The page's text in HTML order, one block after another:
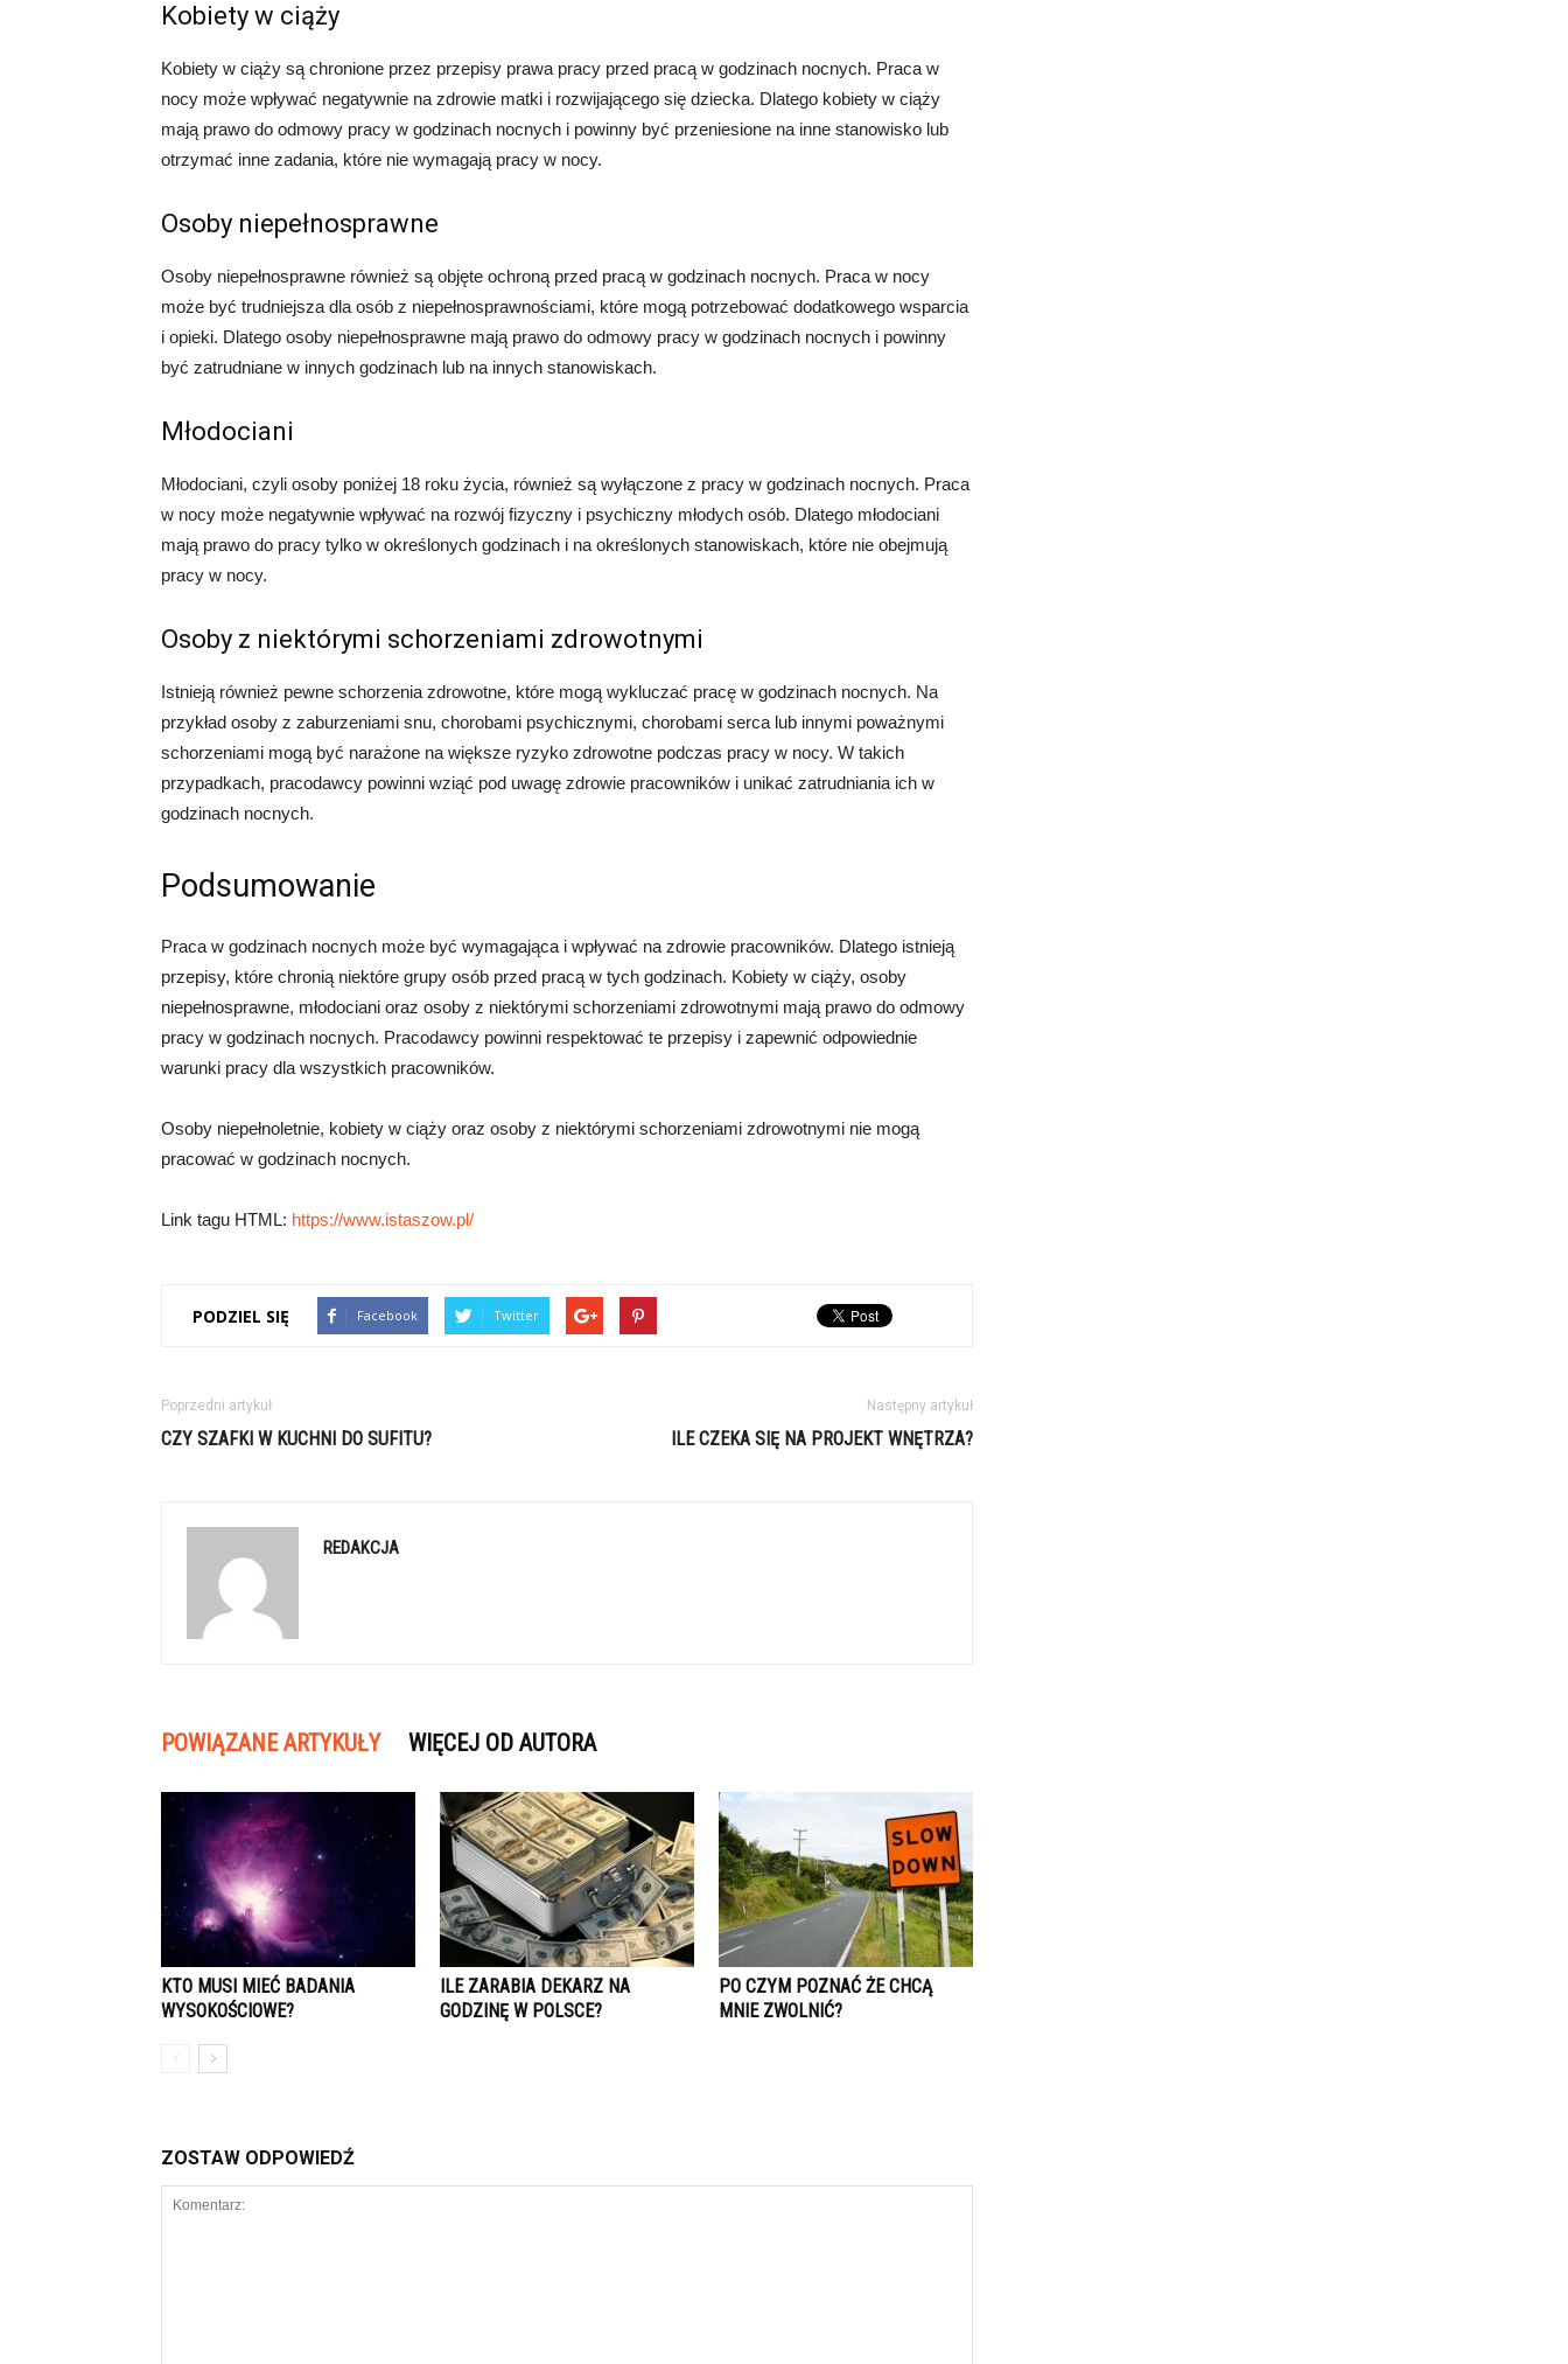
Kobiety w ciąży
Kobiety w ciąży są chronione przez przepisy prawa pracy przed pracą w godzinach nocnych. Praca w
nocy może wpływać negatywnie na zdrowie matki i rozwijającego się dziecka. Dlatego kobiety w ciąży
mają prawo do odmowy pracy w godzinach nocnych i powinny być przeniesione na inne stanowisko lub
otrzymać inne zadania, które nie wymagają pracy w nocy.
Osoby niepełnosprawne
Osoby niepełnosprawne również są objęte ochroną przed pracą w godzinach nocnych. Praca w nocy
może być trudniejsza dla osób z niepełnosprawnościami, które mogą potrzebować dodatkowego wsparcia
i opieki. Dlatego osoby niepełnosprawne mają prawo do odmowy pracy w godzinach nocnych i powinny
być zatrudniane w innych godzinach lub na innych stanowiskach.
Młodociani
Młodociani, czyli osoby poniżej 18 roku życia, również są wyłączone z pracy w godzinach nocnych. Praca
w nocy może negatywnie wpływać na rozwój fizyczny i psychiczny młodych osób. Dlatego młodociani
mają prawo do pracy tylko w określonych godzinach i na określonych stanowiskach, które nie obejmują
pracy w nocy.
Osoby z niektórymi schorzeniami zdrowotnymi
Istnieją również pewne schorzenia zdrowotne, które mogą wykluczać pracę w godzinach nocnych. Na
przykład osoby z zaburzeniami snu, chorobami psychicznymi, chorobami serca lub innymi poważnymi
schorzeniami mogą być narażone na większe ryzyko zdrowotne podczas pracy w nocy. W takich
przypadkach, pracodawcy powinni wziąć pod uwagę zdrowie pracowników i unikać zatrudniania ich w
godzinach nocnych.
Podsumowanie
Praca w godzinach nocnych może być wymagająca i wpływać na zdrowie pracowników. Dlatego istnieją
przepisy, które chronią niektóre grupy osób przed pracą w tych godzinach. Kobiety w ciąży, osoby
niepełnosprawne, młodociani oraz osoby z niektórymi schorzeniami zdrowotnymi mają prawo do odmowy
pracy w godzinach nocnych. Pracodawcy powinni respektować te przepisy i zapewnić odpowiednie
warunki pracy dla wszystkich pracowników.
Osoby niepełnoletnie, kobiety w ciąży oraz osoby z niektórymi schorzeniami zdrowotnymi nie mogą
pracować w godzinach nocnych.
Link tagu HTML: https://www.istaszow.pl/
PODZIEL SIĘ Facebook Twitter
Poprzedni artykuł
CZY SZAFKI W KUCHNI DO SUFITU?
Następny artykuł
ILE CZEKA SIĘ NA PROJEKT WNĘTRZA?
REDAKCJA
POWIĄZANE ARTYKUŁY WIĘCEJ OD AUTORA
KTO MUSI MIEĆ BADANIA
WYSOKOŚCIOWE?
ILE ZARABIA DEKARZ NA
GODZINĘ W POLSCE?
PO CZYM POZNAĆ ŻE CHCĄ
MNIE ZWOLNIĆ?
ZOSTAW ODPOWIEDŹ